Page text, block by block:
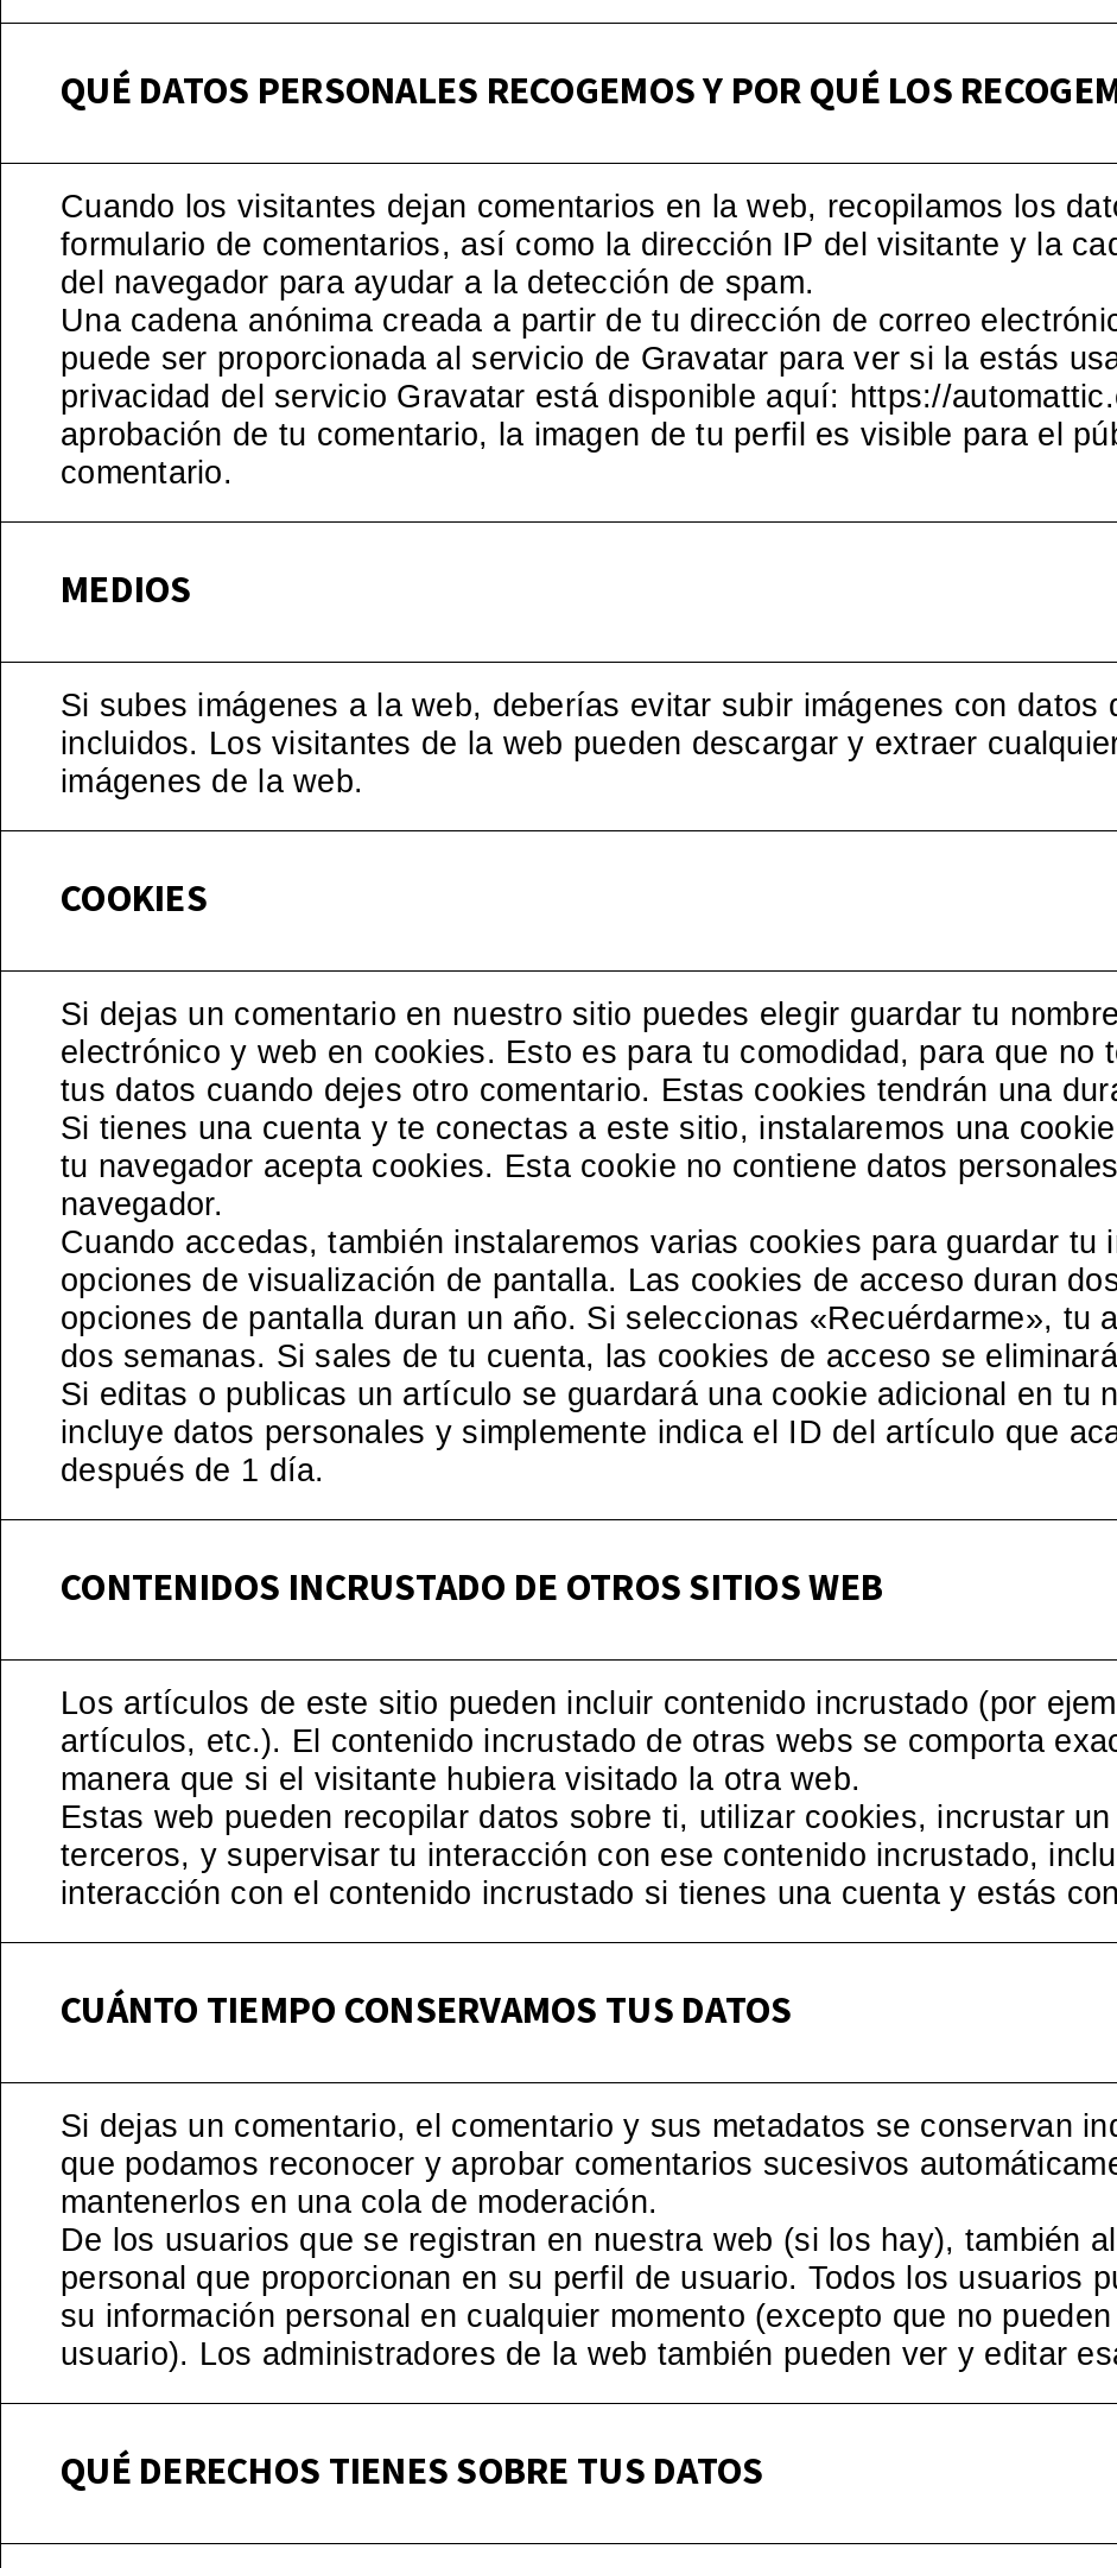
QUÉ DATOS PERSONALES RECOGEMOS Y POR QUÉ LOS
Cuando los visitantes dejan comentarios en la web, recopilamos los
formulario de comentarios, así como la dirección IP del visitante y la
del navegador para ayudar a la detección de spam.
Una cadena anónima creada a partir de tu dirección de correo
puede ser proporcionada al servicio de Gravatar para ver si la estás
privacidad del servicio Gravatar está disponible aquí: https://
aprobación de tu comentario, la imagen de tu perfil es visible para el
comentario.
MEDIOS
Si subes imágenes a la web, deberías evitar subir imágenes con datos
incluidos. Los visitantes de la web pueden descargar y extraer
imágenes de la web.
COOKIES
Si dejas un comentario en nuestro sitio puedes elegir guardar tu
electrónico y web en cookies. Esto es para tu comodidad, para que no
tus datos cuando dejes otro comentario. Estas cookies tendrán una
Si tienes una cuenta y te conectas a este sitio, instalaremos una
tu navegador acepta cookies. Esta cookie no contiene datos
navegador.
Cuando accedas, también instalaremos varias cookies para guardar tu
opciones de visualización de pantalla. Las cookies de acceso duran
opciones de pantalla duran un año. Si seleccionas «Recuérdarme», tu
dos semanas. Si sales de tu cuenta, las cookies de acceso se
Si editas o publicas un artículo se guardará una cookie adicional en tu
incluye datos personales y simplemente indica el ID del artículo que
después de 1 día.
CONTENIDOS INCRUSTADO DE OTROS SITIOS WEB
Los artículos de este sitio pueden incluir contenido incrustado (por
artículos, etc.). El contenido incrustado de otras webs se comporta
manera que si el visitante hubiera visitado la otra web.
Estas web pueden recopilar datos sobre ti, utilizar cookies, incrustar
terceros, y supervisar tu interacción con ese contenido incrustado,
interacción con el contenido incrustado si tienes una cuenta y estás
CUÁNTO TIEMPO CONSERVAMOS TUS DATOS
Si dejas un comentario, el comentario y sus metadatos se conservan
que podamos reconocer y aprobar comentarios sucesivos
mantenerlos en una cola de moderación.
De los usuarios que se registran en nuestra web (si los hay), también
personal que proporcionan en su perfil de usuario. Todos los usuarios
su información personal en cualquier momento (excepto que no
usuario). Los administradores de la web también pueden ver y editar
QUÉ DERECHOS TIENES SOBRE TUS DATOS